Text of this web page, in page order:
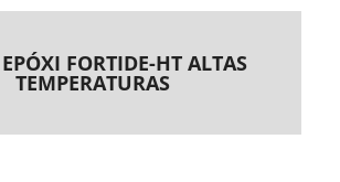
FORTIDE-HT ALTAS
TEMPERATURAS